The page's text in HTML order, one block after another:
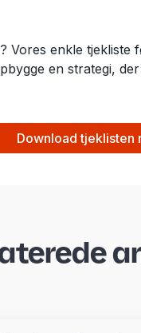
enkle
en strategi,
Download tjeklisten